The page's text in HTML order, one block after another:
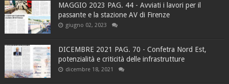
MAGGIO 2023 PAG. 44 - Avviati i lavori per il
passante e la stazione AV di Firenze
giugno 02, 2023
DICEMBRE 2021 PAG. 70 - Confetra Nord Est,
potenzialità e criticità delle infrastrutture
dicembre 18, 2021